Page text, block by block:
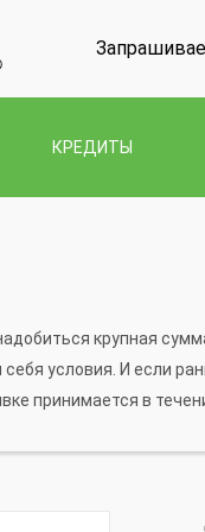
КРЕДИТЫ
крупная
условия. И если
принимается в